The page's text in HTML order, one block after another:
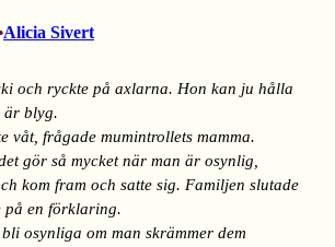
Alicia Sivert
och ryckte på axlarna. Hon kan ju hålla
är blyg.
frågade mumintrollets mamma.
gör så mycket när man är osynlig,
kom fram och satte sig. Familjen slutade
på en förklaring.
osynliga om man skrämmer dem